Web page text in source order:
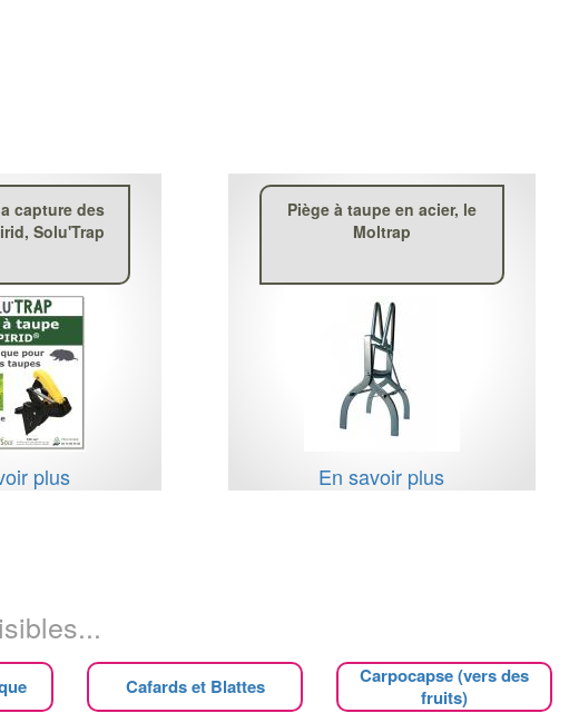
capture des
Solu'Trap
plus
Piège à taupe en acier, le
Moltrap
En savoir plus
Cafards et Blattes
Carpocapse (vers des
fruits)